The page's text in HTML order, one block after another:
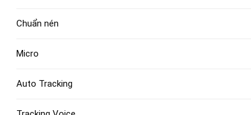
Chuẩn nén
Micro
Auto Tracking